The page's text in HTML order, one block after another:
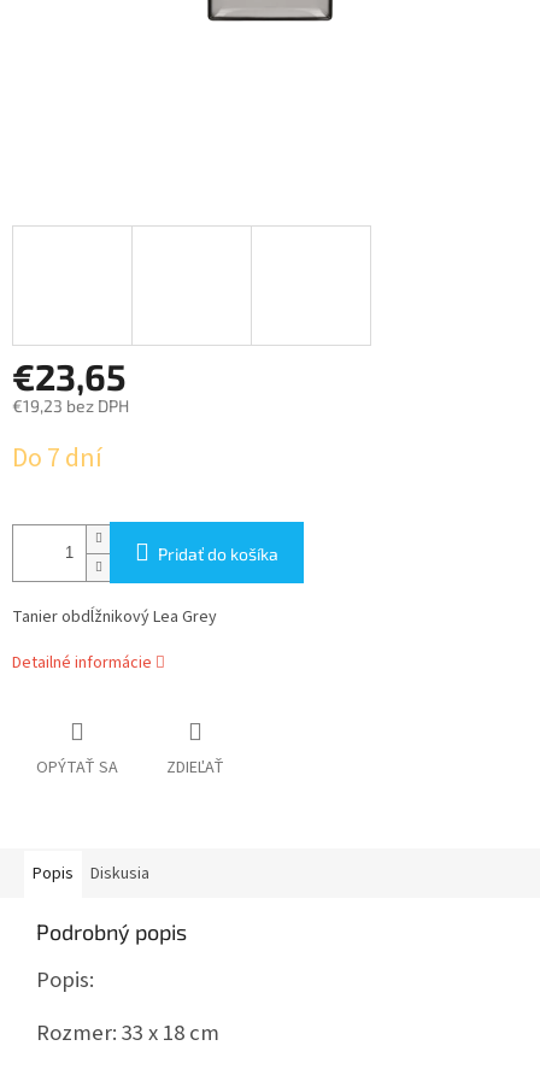
€23,65
€19,23 bez DPH
cena:
Do 7 dní
Pridať do košíka
Tanier obdĺžnikový Lea Grey
Detailné informácie
OPÝTAŤ SA ZDIEĽAŤ
Popis Diskusia
Podrobný popis
Popis:
Rozmer: 33 x 18 cm